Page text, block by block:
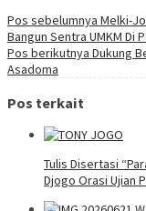
Pos sebelumnya Melki-
Bangun Sentra UMKM Di
Pos berikutnya Dukung
Asadoma
Pos terkait
Tulis Disertasi
Djogo Orasi Ujian